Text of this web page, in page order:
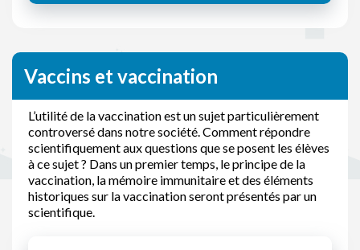
Vaccins et vaccination
L’utilité de la vaccination est un sujet particulièrement
controversé dans notre société. Comment répondre
scientifiquement aux questions que se posent les élèves
à ce sujet ? Dans un premier temps, le principe de la
vaccination, la mémoire immunitaire et des éléments
historiques sur la vaccination seront présentés par un
scientifique.